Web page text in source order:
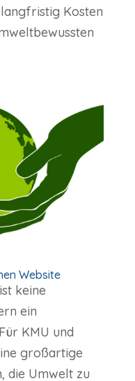
Kosten
Website
keine
ein
KMU und
großartige
die Umwelt zu